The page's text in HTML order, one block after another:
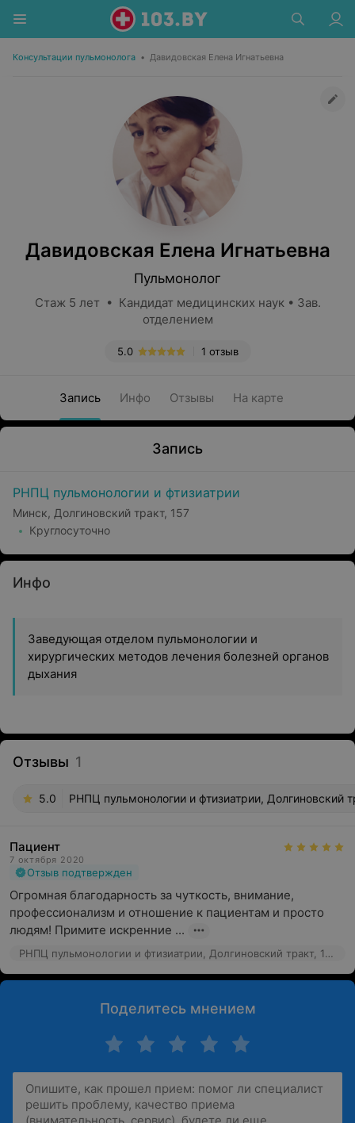
Консультации пульмонолога • Давидовская Елена Игнатьевна
Давидовская Елена Игнатьевна
Пульмонолог
Стаж 5 лет • Кандидат медицинских наук • Зав.
отделением
1 отзыв
5.0
Запись Инфо Отзывы На карте
Запись
РНПЦ пульмонологии и фтизиатрии
Минск, Долгиновский тракт, 157
Круглосуточно
Инфо
Заведующая отделом пульмонологии и
хирургических методов лечения болезней органов
дыхания
Отзывы 1
5.0 РНПЦ пульмонологии и фтизиатрии, Долгиновский
Пациент
7 октября 2020
Отзыв подтвержден
Огромная благодарность за чуткость, внимание,
профессионализм и отношение к пациентам и просто
людям! Примите искренние ...
РНПЦ пульмонологии и фтизиатрии, Долгиновский тракт, 157
Поделитесь мнением